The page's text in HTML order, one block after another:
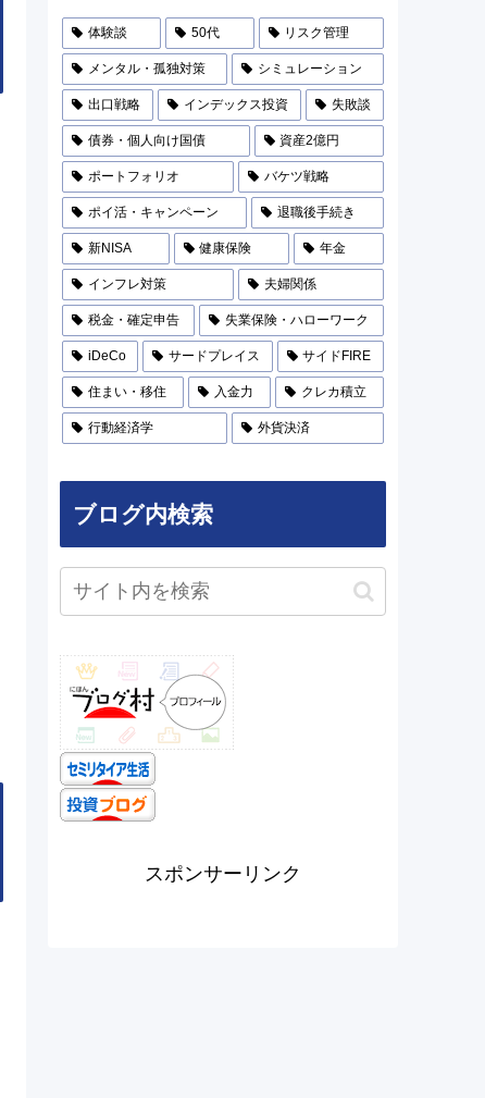
体験談 50代 リスク管理
メンタル・孤独対策 シミュレーション
出口戦略 インデックス投資 失敗談
債券・個人向け国債 資産2億円
ポートフォリオ バケツ戦略
ポイ活・キャンペーン 退職後手続き
新NISA 健康保険 年金
インフレ対策 夫婦関係
税金・確定申告 失業保険・ハローワーク
iDeCo サードプレイス サイドFIRE
住まい・移住 入金力 クレカ積立
行動経済学 外貨決済
ブログ内検索
スポンサーリンク